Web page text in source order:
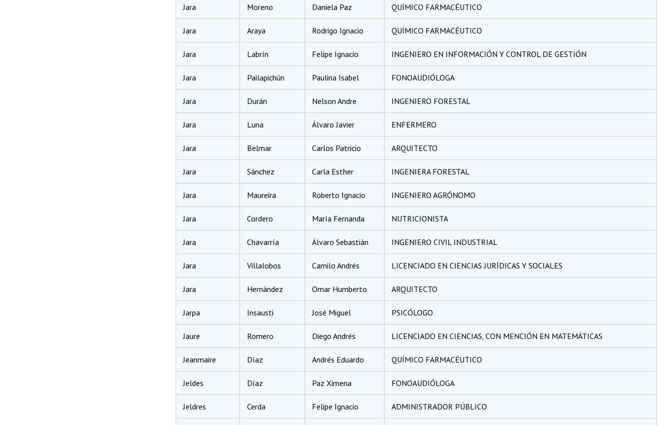
Jara Moreno Daniela Paz QUÍMICO FARMACÉUTICO
Jara Araya Rodrigo Ignacio QUÍMICO FARMACÉUTICO
Jara Labrín Felipe Ignacio INGENIERO EN INFORMACIÓN Y CONTROL DE GESTIÓN
Jara Pailapichún Paulina Isabel FONOAUDIÓLOGA
Jara Durán Nelson Andre INGENIERO FORESTAL
Jara Luna Álvaro Javier ENFERMERO
Jara Belmar Carlos Patricio ARQUITECTO
Jara Sánchez Carla Esther INGENIERA FORESTAL
Jara Maureira Roberto Ignacio INGENIERO AGRÓNOMO
Jara Cordero María Fernanda NUTRICIONISTA
Jara Chavarría Álvaro Sebastián INGENIERO CIVIL INDUSTRIAL
Jara Villalobos Camilo Andrés LICENCIADO EN CIENCIAS JURÍDICAS Y SOCIALES
Jara Hernández Omar Humberto ARQUITECTO
Jarpa Insausti José Miguel PSICÓLOGO
Jaure Romero Diego Andrés LICENCIADO EN CIENCIAS, CON MENCIÓN EN MATEMÁTICAS
Jeanmaire Díaz Andrés Eduardo QUÍMICO FARMACÉUTICO
Jeldes Díaz Paz Ximena FONOAUDIÓLOGA
Jeldres Cerda Felipe Ignacio ADMINISTRADOR PÚBLICO